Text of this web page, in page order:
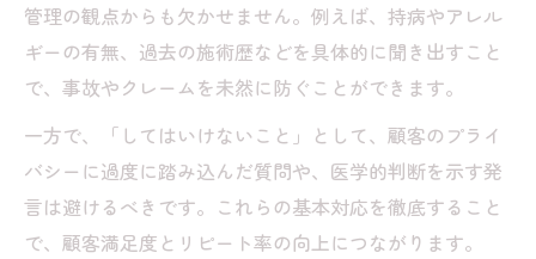
管理の観点からも欠かせません。例えば、持病やアレル
ギーの有無、過去の施術歴などを具体的に聞き出すこと
で、事故やクレームを未然に防ぐことができます。
一方で、「してはいけないこと」として、顧客のプライ
バシーに過度に踏み込んだ質問や、医学的判断を示す発
言は避けるべきです。これらの基本対応を徹底すること
で、顧客満足度とリピート率の向上につながります。